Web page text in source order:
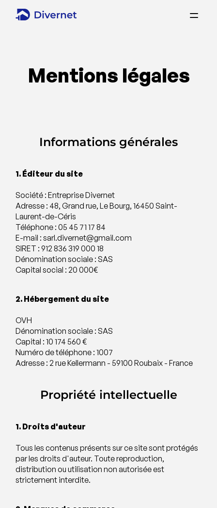
Mentions légales
Informations générales
1. Éditeur du site
Société : Entreprise Divernet
Adresse : 48, Grand rue, Le Bourg, 16450 Saint-
Laurent-de-Céris
Téléphone : 05 45 71 17 84
E-mail : sarl.divernet@gmail.com
SIRET : 912 836 319 000 18
Dénomination sociale : SAS
Capital social : 20 000€
2. Hébergement du site
OVH
Dénomination sociale : SAS
Capital : 10 174 560 €
Numéro de téléphone : 1007
Adresse : 2 rue Kellermann - 59100 Roubaix - France
Propriété intellectuelle
1. Droits d'auteur
Tous les contenus présents sur ce site sont protégés
par les droits d'auteur. Toute reproduction,
distribution ou utilisation non autorisée est
strictement interdite.